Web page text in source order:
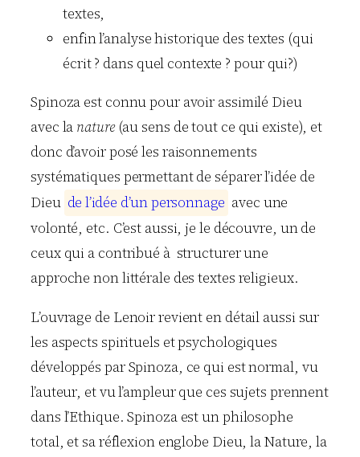
textes,
enfin l’analyse historique des textes (qui
écrit ? dans quel contexte ? pour qui?)
Spinoza est connu pour avoir assimilé Dieu
avec la nature(au sens de tout ce qui existe), et
donc d’avoir posé les raisonnements
systématiques permettant de séparer l’idée de
Dieu de l’idée d’unpersonnage avec une
volonté, etc. C’est aussi, je le découvre, un de
ceux qui a contribué à structurer une
approche non littérale des textes religieux.
L’ouvrage de Lenoir revient en détail aussi sur
les aspects spirituels et psychologiques
développés par Spinoza, ce qui est normal, vu
l’auteur, et vu l’ampleur que ces sujets prennent
dans l’Ethique. Spinoza est un philosophe
total, et sa réflexion englobe Dieu, la Nature, la